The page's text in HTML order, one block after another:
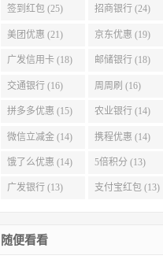
(29)
签到红包 (25) 招商银行 (24)
美团优惠 (21) 京东优惠 (19)
广发信用卡 (18) 邮储银行 (18)
交通银行 (16) 周周刷 (16)
拼多多优惠 (15) 农业银行 (14)
微信立减金 (14) 携程优惠 (14)
饿了么优惠 (14) 5倍积分 (13)
广发银行 (13) 支付宝红包 (13)
随便看看